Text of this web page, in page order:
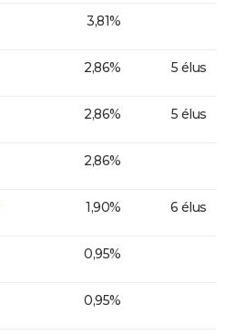
3,81%
2,86% 5 élus
2,86% 5 élus
2,86%
1,90% 6 élus
0,95%
0,95%